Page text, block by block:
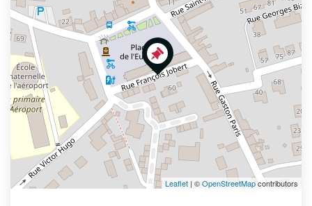
Leaflet | ©OpenStreetMapcontributors